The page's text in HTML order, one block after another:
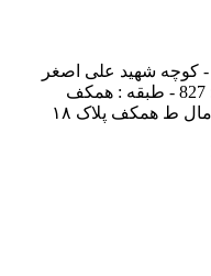
- کوچه شهید علی اصغر
ط همکف پلاک ۱۸